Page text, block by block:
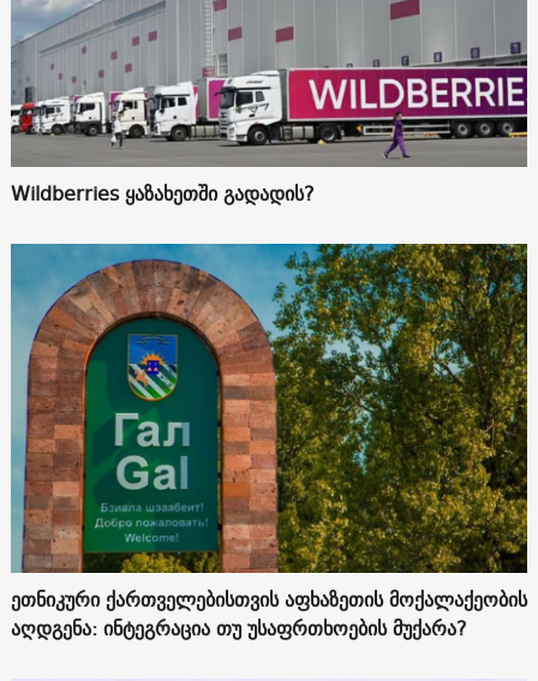
Wildberries ყაზახეთში გადადის?
ეთნიკური ქართველებისთვის აფხაზეთის მოქალაქეობის
აღდგენა: ინტეგრაცია თუ უსაფრთხოების მუქარა?